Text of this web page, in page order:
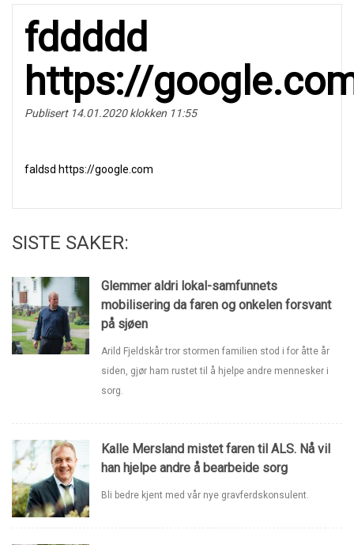
fddddd
https://
Publisert 14.01.2020 klokken 11:55
faldsd https://google.com
SISTE SAKER:
Glemmer aldri lokal-samfunnets
mobilisering da faren og onkelen forsvant
på sjøen
Arild Fjeldskår tror stormen familien stod i for åtte år
siden, gjør ham rustet til å hjelpe andre mennesker i
sorg.
Kalle Mersland mistet faren til ALS. Nå vil
han hjelpe andre å bearbeide sorg
Bli bedre kjent med vår nye gravferdskonsulent.